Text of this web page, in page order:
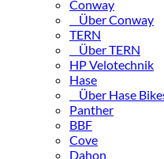
Conway
Über Conway
TERN
Über TERN
HP Velotechnik
Hase
Über Hase
Panther
BBF
Cove
Dahon